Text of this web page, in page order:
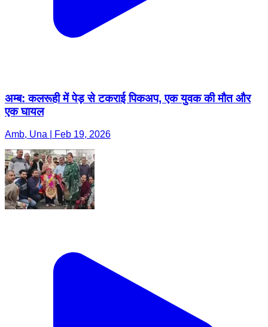
अम्ब: कलरूही में पेड़ से टकराई पिकअप, एक युवक की मौत और
एक घायल
Amb, Una | Feb 19, 2026